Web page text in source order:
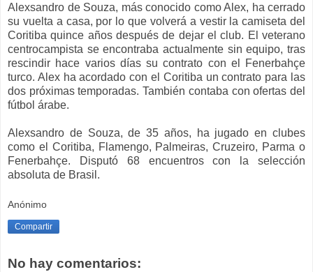
Alexsandro de Souza, más conocido como Alex, ha cerrado
su vuelta a casa, por lo que volverá a vestir la camiseta del
Coritiba quince años después de dejar el club. El veterano
centrocampista se encontraba actualmente sin equipo, tras
rescindir hace varios días su contrato con el Fenerbahçe
turco. Alex ha acordado con el Coritiba un contrato para las
dos próximas temporadas. También contaba con ofertas del
fútbol árabe.
Alexsandro de Souza, de 35 años, ha jugado en clubes
como el Coritiba, Flamengo, Palmeiras, Cruzeiro, Parma o
Fenerbahçe. Disputó 68 encuentros con la selección
absoluta de Brasil.
Anónimo
Compartir
No hay comentarios: